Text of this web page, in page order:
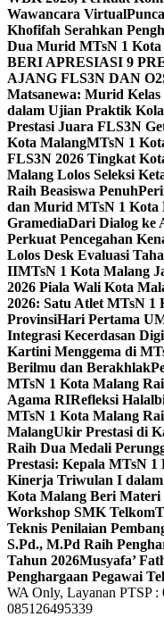
Wawancara Virtual
Khofifah Serahkan
Dua Murid MTsN 1 Kota
BERI APRESIASI 9
AJANG FLS3N DAN
Matsanewa: Murid
dalam Ujian Praktik
Prestasi Juara FLS3N
Kota MalangMTsN 1
FLS3N 2026 Tingkat
Malang Lolos Seleksi
Raih Beasiswa Penuh
dan Murid MTsN 1
GramediaDari Dialog ke
Perkuat Pencegahan
Lolos Desk Evaluasi
IIMTsN 1 Kota Malang
2026 Piala Wali Kota
2026: Satu Atlet MTsN
ProvinsiHari Pertama
Integrasi Kecerdasan
Kartini Menggema di
Berilmu dan Berakhlak
MTsN 1 Kota Malang
Agama RIRefleksi
MTsN 1 Kota Malang
MalangUkir Prestasi di
Raih Dua Medali
Prestasi: Kepala MTsN
Kinerja Triwulan I
Kota Malang Beri Materi
Workshop SMK Telkom
Teknis Penilaian
S.Pd., M.Pd Raih
Tahun 2026Musyafa’
Penghargaan Pegawai
WA Only, Layanan PTSP :
085126495339